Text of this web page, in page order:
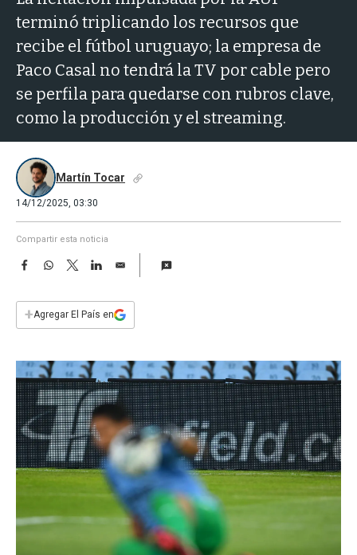
terminó triplicando los recursos que
recibe el fútbol uruguayo; la empresa de
Paco Casal no tendrá la TV por cable pero
se perfila para quedarse con rubros clave,
como la producción y el streaming.
Martín Tocar
14/12/2025, 03:30
Compartir esta noticia
F
e
b
k
W
s
p
T
w
t
L
n
E
i
l
+Agregar El País en